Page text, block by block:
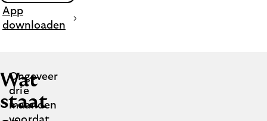
App
downloaden
Wat
staat
Ongeveer
drie
maanden